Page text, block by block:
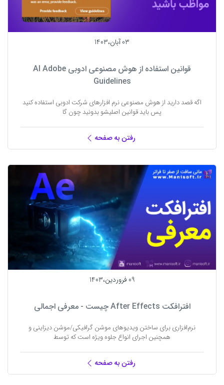
03 آبان،1403
قوانین استفاده از هوش مصنوعی ادوبی AI Adobe
Guidelines
اگه قصد دارید از هوش مصنوعی نرم افزارهای شرکت ادوبی استفاده کنید
پس باید قوانین اصلیشو بدونید چون گا
رفتن به صفحه
09 فروردين،1403
افترافکت After Effects چیست - معرفی اجمالی
نرم‌افزاری برای ساختن ویدیوهای موشن گرافیکی/موشن دیزاینی و
همچنین اجرای انواع جلوه ویژه است که توسط
رفتن به صفحه